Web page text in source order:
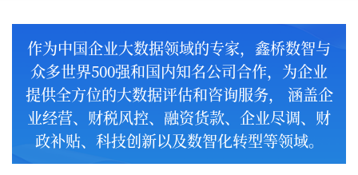
作为中国企业大数据领域的专家，鑫桥数智与
众多世界500强和国内知名公司合作，为企业
提供全方位的大数据评估和咨询服务， 涵盖企
业经营、财税风控、融资货款、企业尽调、财
政补贴、科技创新以及数智化转型等领域。